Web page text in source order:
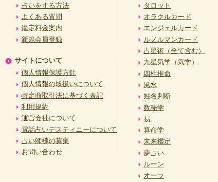
占いをする方法
よくある質問
鑑定料金案内
新規会員登録
サイトについて
個人情報保護方針
個人情報の取扱いについて
特定商取引法に基づく表記
利用規約
運営会社について
電話占いデスティニーについて
占い師様の募集
お問い合わせ
タロット
オラクルカード
エンジェルカード
ルノルマンカード
占星術（全て含む）
九星気学（気学）
四柱推命
風水
姓名判断
数秘学
易
算命学
未来鑑定
夢占い
ルーン
オーラ